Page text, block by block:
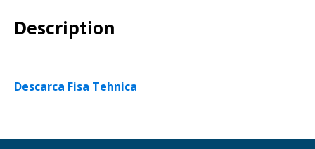
Description
Descarca Fisa Tehnica